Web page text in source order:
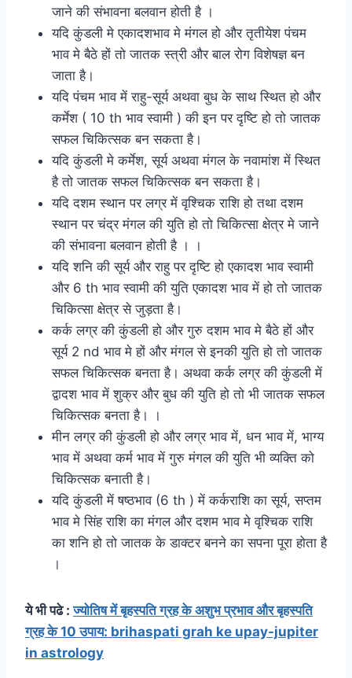
जाने की संभावना बलवान होती है ।
यदि कुंडली मे एकादशभाव मे मंगल हो और तृतीयेश पंचम
भाव मे बैठे हों तो जातक स्त्री और बाल रोग विशेषज्ञ बन
जाता है।
यदि पंचम भाव में राहु-सूर्य अथवा बुध के साथ स्थित हो और
कर्मेश ( 10 th भाव स्वामी ) की इन पर दृष्टि हो तो जातक
सफल चिकित्सक बन सकता है।
यदि कुंडली मे कर्मेश, सूर्य अथवा मंगल के नवामांश में स्थित
है तो जातक सफल चिकित्सक बन सकता है।
यदि दशम स्थान पर लग्र में वृश्चिक राशि हो तथा दशम
स्थान पर चंद्र मंगल की युति हो तो चिकित्सा क्षेत्र मे जाने
की संभावना बलवान होती है । ।
यदि शनि की सूर्य और राहु पर दृष्टि हो एकादश भाव स्वामी
और 6 th भाव स्वामी की युति एकादश भाव में हो तो जातक
चिकित्सा क्षेत्र से जुड़ता है।
कर्क लग्र की कुंडली हो और गुरु दशम भाव मे बैठे हों और
सूर्य 2 nd भाव मे हों और मंगल से इनकी युति हो तो जातक
सफल चिकित्सक बनता है। अथवा कर्क लग्र की कुंडली में
द्वादश भाव में शुक्र और बुध की युति हो तो भी जातक सफल
चिकित्सक बनता है। ।
मीन लग्र की कुंडली हो और लग्र भाव में, धन भाव में, भाग्य
भाव में अथवा कर्म भाव में गुरु मंगल की युति भी व्यक्ति को
चिकित्सक बनाती है।
यदि कुंडली में षष्ठभाव (6 th ) में कर्कराशि का सूर्य, सप्तम
भाव मे सिंह राशि का मंगल और दशम भाव मे वृश्चिक राशि
का शनि हो तो जातक के डाक्टर बनने का सपना पूरा होता है
।
ये भी पढे :ज्योतिष में बृहस्‍पति ग्रह के अशुभ प्रभाव और बृहस्पति
ग्रह के 10 उपाय: brihaspati grah ke upay-jupiter
in astrology